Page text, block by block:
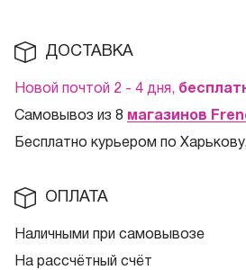
ДОСТАВКА
Новой почтой 2 - 4 дня,
Самовывоз из 8 магазинов
Бесплатно курьером по
ОПЛАТА
Наличными при самовывозе
На рассчётный счёт